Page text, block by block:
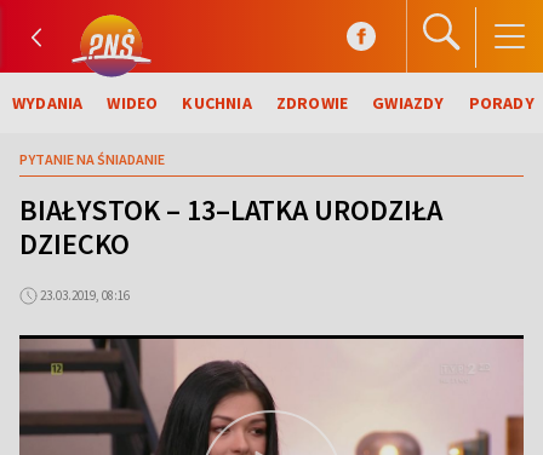
WYDANIA WIDEO KUCHNIA ZDROWIE GWIAZDY PORADY
PYTANIE NA ŚNIADANIE
BIAŁYSTOK – 13–LATKA URODZIŁA
DZIECKO
23.03.2019, 08:16